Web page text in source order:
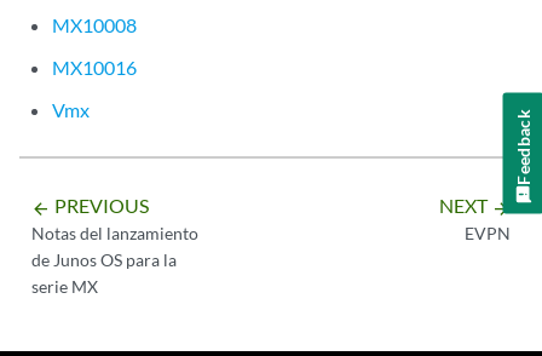
MX10008
MX10016
Vmx
arrow_backward PREVIOUS
Notas del lanzamiento
de Junos OS para la
serie MX
NEXT arrow_forward
EVPN
Feedback